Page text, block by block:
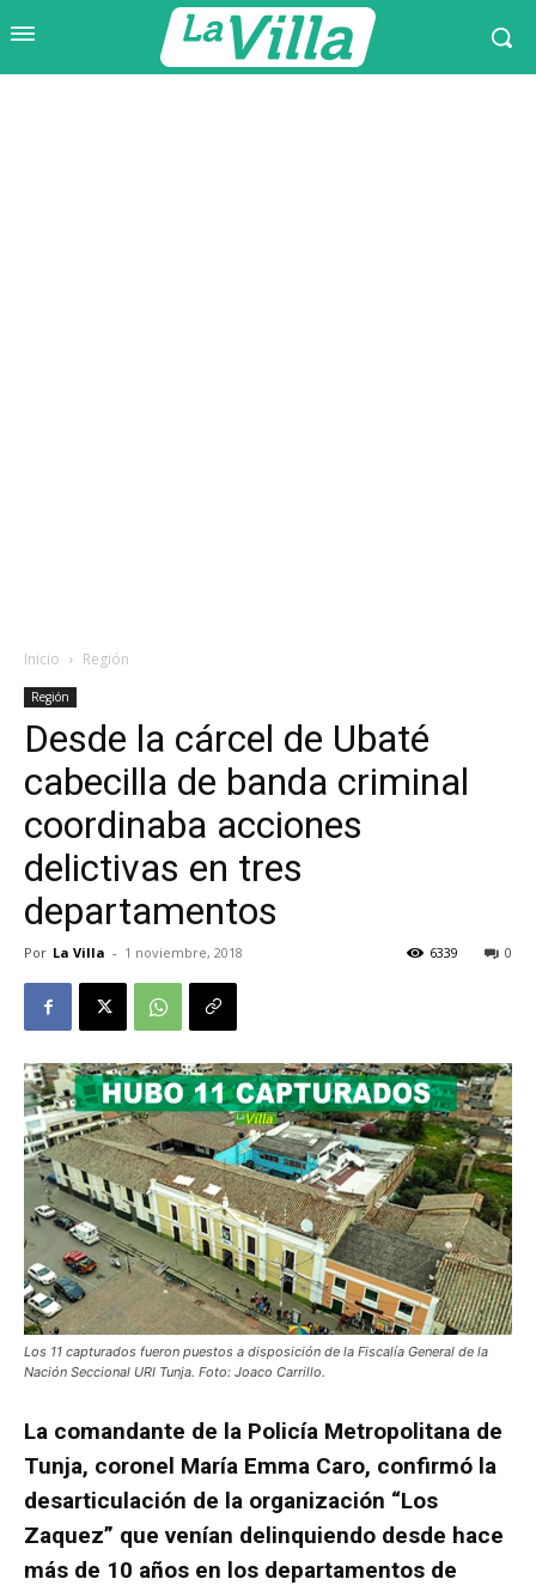
Inicio Región
Región
Desde la cárcel de Ubaté
cabecilla de banda criminal
coordinaba acciones
delictivas en tres
departamentos
Por La Villa - 1 noviembre, 2018 0
6339
Los 11 capturados fueron puestos a disposición de la Fiscalía General de la
Nación Seccional URI Tunja. Foto: Joaco Carrillo.
La comandante de la Policía Metropolitana de
Tunja, coronel María Emma Caro, confirmó la
desarticulación de la organización “Los
Zaquez” que venían delinquiendo desde hace
más de 10 años en los departamentos de